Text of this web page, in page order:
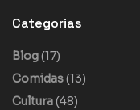
Categorias
Blog(17)
Comidas(13)
Cultura(48)